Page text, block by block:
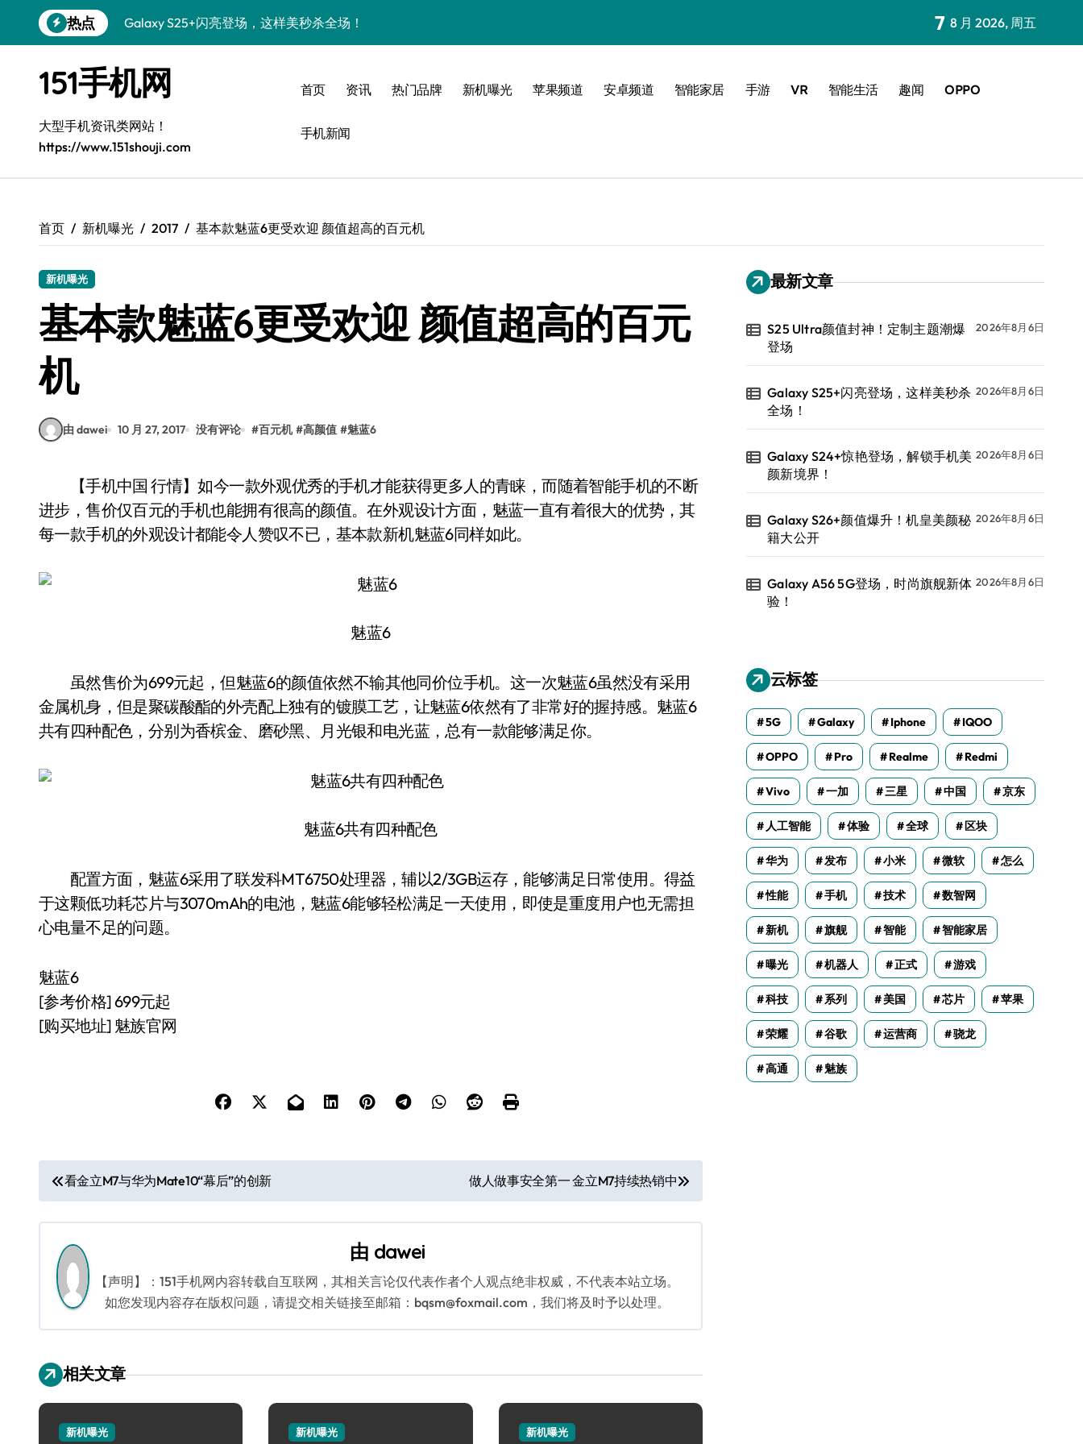
到
热点
Galaxy S25+闪亮登场，这样美秒杀全场！
Galaxy S26+颜值爆升！机皇美颜秘籍大公开
Galaxy A56 5G登场，时尚旗舰新体验！
三星Galaxy S26发布：个性美化全攻略
Galaxy S25美颜密码：秒变个性酷机！
Galaxy C55 5G登场，演绎三星美学新巅峰！
S25 Ultra颜值封神！定制主题潮爆登场
7 8 月 2026, 周五
151手机网
大型手机资讯类网站！
https://www.151shouji.com
首页 资讯 热门品牌 新机曝光 苹果频道 安卓频道 智能家居 手游 VR 智能生活 趣闻 OPPO
手机新闻
首页 新机曝光 2017 基本款魅蓝6更受欢迎 颜值超高的百元机
新机曝光
基本款魅蓝6更受欢迎 颜值超高的百元
机
由 dawei 10 月 27, 2017 没有评论 #百元机 #高颜值 #魅蓝6
【手机中国 行情】如今一款外观优秀的手机才能获得更多人的青睐，而随着智能手机的不断
进步，售价仅百元的手机也能拥有很高的颜值。在外观设计方面，魅蓝一直有着很大的优势，其
每一款手机的外观设计都能令人赞叹不已，基本款新机魅蓝6同样如此。
魅蓝6
虽然售价为699元起，但魅蓝6的颜值依然不输其他同价位手机。这一次魅蓝6虽然没有采用
金属机身，但是聚碳酸酯的外壳配上独有的镀膜工艺，让魅蓝6依然有了非常好的握持感。魅蓝6
共有四种配色，分别为香槟金、磨砂黑、月光银和电光蓝，总有一款能够满足你。
魅蓝6共有四种配色
配置方面，魅蓝6采用了联发科MT6750处理器，辅以2/3GB运存，能够满足日常使用。得益
于这颗低功耗芯片与3070mAh的电池，魅蓝6能够轻松满足一天使用，即使是重度用户也无需担
心电量不足的问题。
魅蓝6
[参考价格] 699元起
[购买地址] 魅族官网
文
章
导
航
看金立M7与华为Mate10“幕后”的创新 做人做事安全第一 金立M7持续热销中
由 dawei
【声明】：151手机网内容转载自互联网，其相关言论仅代表作者个人观点绝非权威，不代表本站立场。
如您发现内容存在版权问题，请提交相关链接至邮箱：bqsm@foxmail.com，我们将及时予以处理。
相关文章
新机曝光 新机曝光 新机曝光
最新文章
S25 Ultra颜值封神！定制主题潮爆
登场
2026年8月6日
Galaxy S25+闪亮登场，这样美秒杀
全场！
2026年8月6日
Galaxy S24+惊艳登场，解锁手机美
颜新境界！
2026年8月6日
Galaxy S26+颜值爆升！机皇美颜秘
籍大公开
2026年8月6日
Galaxy A56 5G登场，时尚旗舰新体
验！
2026年8月6日
云标签
5G Galaxy Iphone IQOO
OPPO Pro Realme Redmi
Vivo 一加 三星 中国 京东
人工智能 体验 全球 区块
华为 发布 小米 微软 怎么
性能 手机 技术 数智网
新机 旗舰 智能 智能家居
曝光 机器人 正式 游戏
科技 系列 美国 芯片 苹果
荣耀 谷歌 运营商 骁龙
高通 魅族